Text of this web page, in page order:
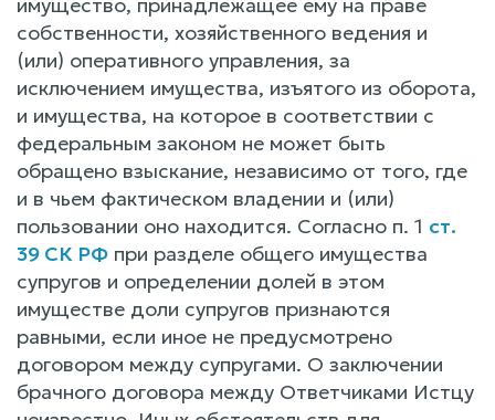
собственности, хозяйственного ведения и
(или) оперативного управления, за
исключением имущества, изъятого из оборота,
и имущества, на которое в соответствии с
федеральным законом не может быть
обращено взыскание, независимо от того, где
и в чьем фактическом владении и (или)
пользовании оно находится. Согласно п. 1 ст.
39 СК РФ при разделе общего имущества
супругов и определении долей в этом
имуществе доли супругов признаются
равными, если иное не предусмотрено
договором между супругами. O заключении
брачного договора между Ответчиками Истцу